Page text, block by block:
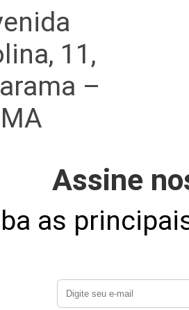
11,
–
MA
Assine
as